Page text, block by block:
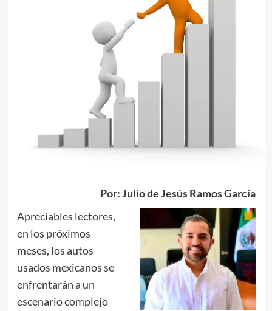
Por: Julio de Jesús Ramos García
Apreciables lectores,
en los próximos
meses, los autos
usados mexicanos se
enfrentarán a un
escenario complejo